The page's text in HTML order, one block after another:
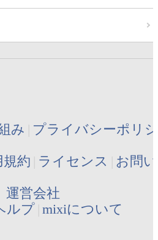
み プライバシーポリ
規約 ライセンス お問
運営会社
ルプ mixiについて